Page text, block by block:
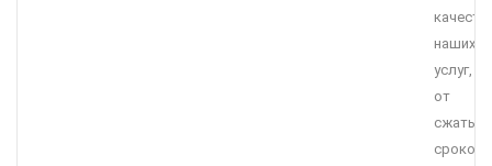
наших
услуг,
от
сжатых
сроков